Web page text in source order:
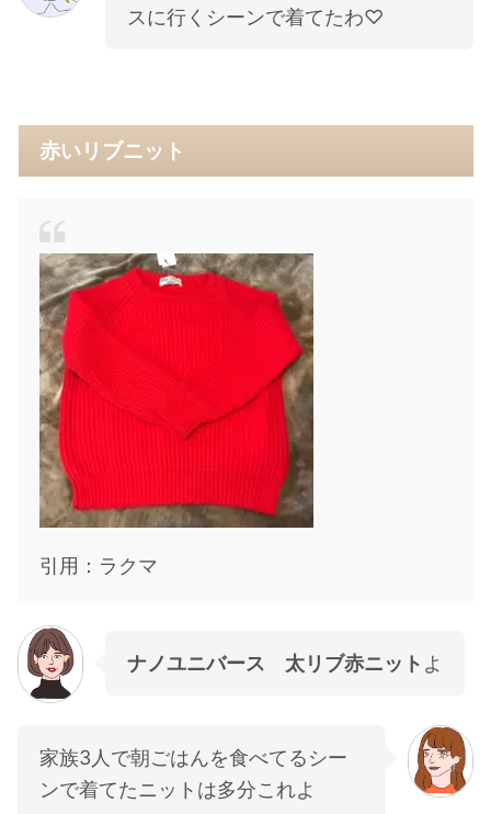
スに行くシーンで着てたわ♡
赤いリブニット
引用：ラクマ
ナノユニバース 太リブ赤ニット よ
家族3人で朝ごはんを食べてるシー
ンで着てたニットは多分これよ